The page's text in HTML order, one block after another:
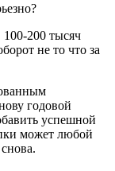
200 тысяч
не то что за
годовой
успешной
может любой